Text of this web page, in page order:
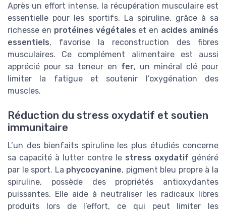
Après un effort intense, la récupération musculaire est
essentielle pour les sportifs. La spiruline, grâce à sa
richesse en protéines végétales et en acides aminés
essentiels, favorise la reconstruction des fibres
musculaires. Ce complément alimentaire est aussi
apprécié pour sa teneur en fer, un minéral clé pour
limiter la fatigue et soutenir l’oxygénation des
muscles.
Réduction du stress oxydatif et soutien
immunitaire
L’un des bienfaits spiruline les plus étudiés concerne
sa capacité à lutter contre le stress oxydatif généré
par le sport. La phycocyanine, pigment bleu propre à la
spiruline, possède des propriétés antioxydantes
puissantes. Elle aide à neutraliser les radicaux libres
produits lors de l’effort, ce qui peut limiter les